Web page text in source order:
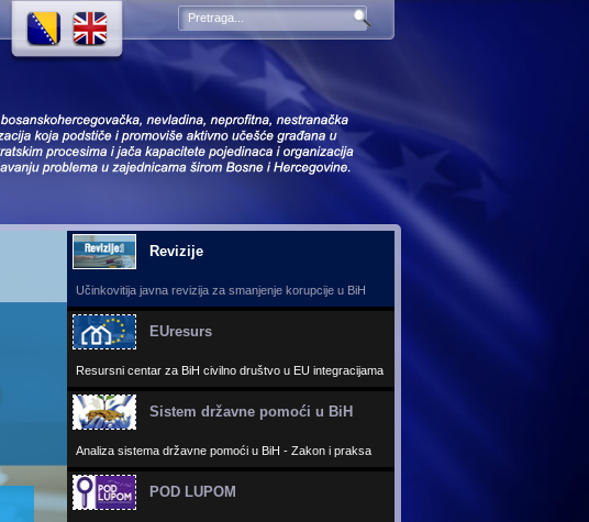
Revizije
Učinkovitija javna revizija za smanjenje korupcije u BiH
EUresurs
Resursni centar za BiH civilno društvo u EU integracijama
Sistem državne pomoći u BiH
Analiza sistema državne pomoći u BiH - Zakon i praksa
POD LUPOM